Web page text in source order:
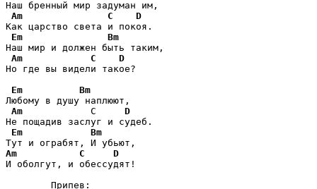
Наш бренный мир задуман им,
Am
C
D
Как царство света и покоя.
Em
Bm
Наш мир и должен быть таким,
Am
C
D
Но где вы видели такое?
Em
Bm
Любому в душу наплюют,
Am
            С
D
Не пощадив заслуг и судеб.
Em
Bm
Am
C
D
И оболгут, и обессудят!